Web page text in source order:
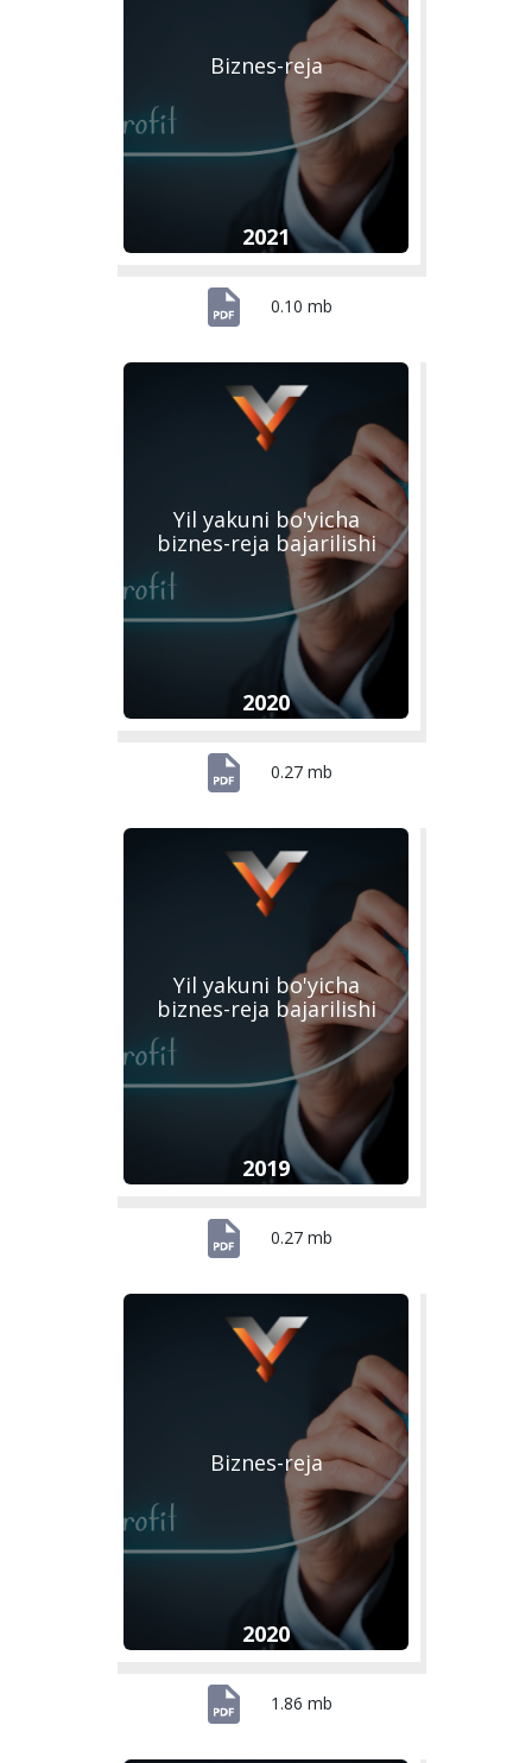
Biznes-reja
2021
0.10 mb
Yil yakuni bo'yicha
biznes-reja bajarilishi
2020
0.27 mb
Yil yakuni bo'yicha
biznes-reja bajarilishi
2019
0.27 mb
Biznes-reja
2020
1.86 mb